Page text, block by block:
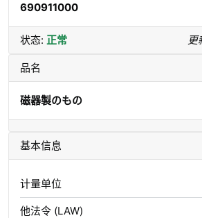
690911000
状态: 正常 更
品名
磁器製のもの
基本信息
计量单位
他法令 (LAW)